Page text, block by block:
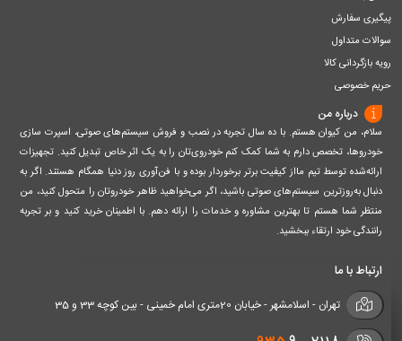
پیگیری سفارش
سوالات متداول
رویه بازگردانی کالا
حریم خصوصی
درباره من
سلام، من کیوان هستم. با ده سال تجربه در نصب و فروش سیستم‌های صوتی، اسپرت سازی
خودروها، تخصص دارم به شما کمک کنم خودروی‌تان را به یک اثر خاص تبدیل کنید. تجهیزات
ارائه‌شده توسط تیم مااز کیفیت برتر برخوردار بوده و با فن‌آوری روز دنیا همگام هستند. اگر به
دنبال به‌روزترین سیستم‌های صوتی باشید، اگر می‌خواهید ظاهر خودروتان را متحول کنید، من
منتظر شما هستم تا بهترین مشاوره و خدمات را ارائه دهم. با اطمینان خرید کنید و بر تجربه
رانندگی خود ارتقاء ببخشید.
ارتباط با ما
تهران - اسلامشهر - خیابان 20متری امام خمینی - بین کوچه 33 و 35